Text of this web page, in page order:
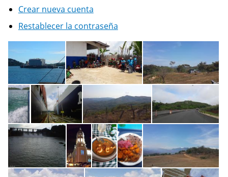
Crear nueva cuenta
Restablecer la contraseña